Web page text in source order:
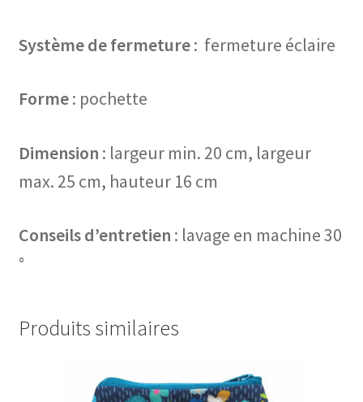
Système de fermeture: fermeture éclaire
Forme: pochette
Dimension : largeur min. 20 cm, largeur
max. 25 cm, hauteur 16 cm
Conseils d’entretien : lavage en machine 30
°
Produits similaires